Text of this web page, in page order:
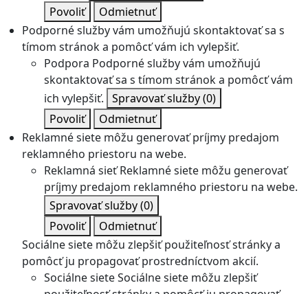
Povoliť
Odmietnuť
Podporné služby vám umožňujú skontaktovať sa s
tímom stránok a pomôcť vám ich vylepšiť.
Podpora Podporné služby vám umožňujú
skontaktovať sa s tímom stránok a pomôcť vám
ich vylepšiť. Spravovať služby(0)
Povoliť
Odmietnuť
Reklamné siete môžu generovať príjmy predajom
reklamného priestoru na webe.
Reklamná sieť Reklamné siete môžu generovať
príjmy predajom reklamného priestoru na webe.
Spravovať služby(0)
Povoliť
Odmietnuť
Sociálne siete môžu zlepšiť použiteľnosť stránky a
pomôcť ju propagovať prostredníctvom akcií.
Sociálne sieteSociálne siete môžu zlepšiť